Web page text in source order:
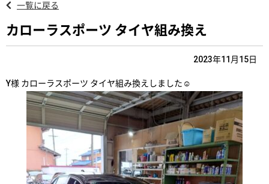
一覧に戻る
カローラスポーツ タイヤ組み換え
2023年11月15日
Y様 カローラスポーツ タイヤ組み換えしました☺️